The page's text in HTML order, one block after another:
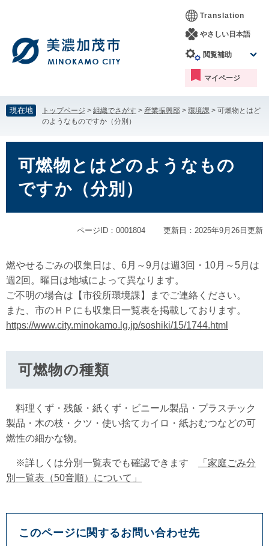
す。
し
て
本
へ
Translation
やさしい日本語
閲覧補助
マイページ
現在地 トップページ > 組織でさがす > 産業振興部 > 環境課 > 可燃物とはど
のようなものですか（分別）
可燃物とはどのようなもの
ですか（分別）
ページID：0001804 更新日：2025年9月26日更新
燃やせるごみの収集日は、6月～9月は週3回・10月～5月は
週2回。曜日は地域によって異なります。
ご不明の場合は【市役所環境課】までご連絡ください。
また、市のＨＰにも収集日一覧表を掲載しております。
https://www.city.minokamo.lg.jp/soshiki/15/1744.html
可燃物の種類
料理くず・残飯・紙くず・ビニール製品・プラスチック
製品・木の枝・クツ・使い捨てカイロ・紙おむつなどの可
燃性の細かな物。
※詳しくは分別一覧表でも確認できます
「家庭ごみ分
別一覧表（50音順）について」
このページに関するお問い合わせ先